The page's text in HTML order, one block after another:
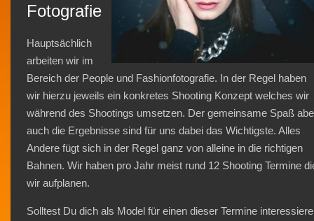
Fotografie
Hauptsächlich
arbeiten wir im
Bereich der People und Fashionfotografie. In der Regel haben
wir hierzu jeweils ein konkretes Shooting Konzept welches wir
während des Shootings umsetzen. Der gemeinsame Spaß
auch die Ergebnisse sind für uns dabei das Wichtigste. Alles
Andere fügt sich in der Regel ganz von alleine in die richtigen
Bahnen. Wir haben pro Jahr meist rund 12 Shooting Termine
wir aufplanen.
Solltest Du dich als Model für einen dieser Termine